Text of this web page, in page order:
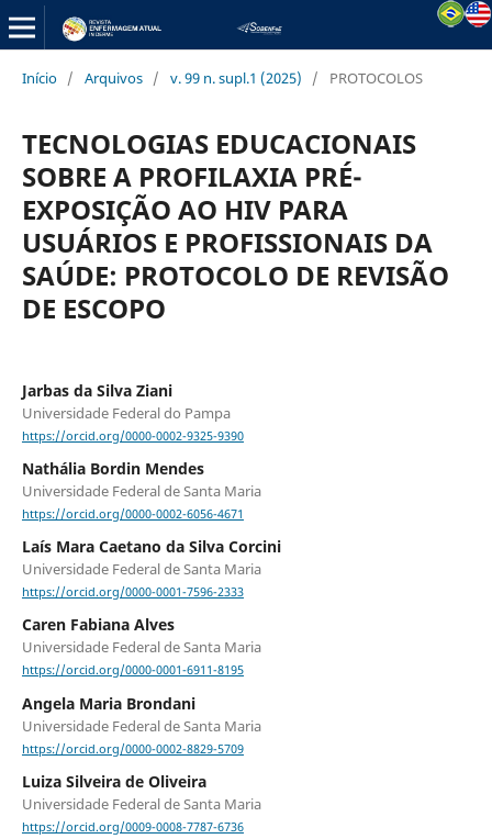
Início / Arquivos / v. 99 n. supl.1 (2025) / PROTOCOLOS
TECNOLOGIAS EDUCACIONAIS
SOBRE A PROFILAXIA PRÉ-
EXPOSIÇÃO AO HIV PARA
USUÁRIOS E PROFISSIONAIS DA
SAÚDE: PROTOCOLO DE REVISÃO
DE ESCOPO
Jarbas da Silva Ziani
Universidade Federal do Pampa
https://orcid.org/0000-0002-9325-9390
Nathália Bordin Mendes
Universidade Federal de Santa Maria
https://orcid.org/0000-0002-6056-4671
Laís Mara Caetano da Silva Corcini
Universidade Federal de Santa Maria
https://orcid.org/0000-0001-7596-2333
Caren Fabiana Alves
Universidade Federal de Santa Maria
https://orcid.org/0000-0001-6911-8195
Angela Maria Brondani
Universidade Federal de Santa Maria
https://orcid.org/0000-0002-8829-5709
Luiza Silveira de Oliveira
Universidade Federal de Santa Maria
https://orcid.org/0009-0008-7787-6736